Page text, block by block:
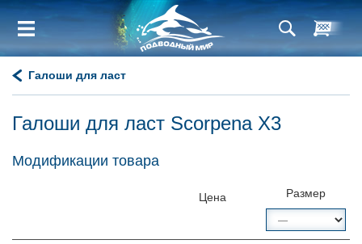
Галоши для ласт
Галоши для ласт Scorpena X3
Модификации товара
Цена Размер